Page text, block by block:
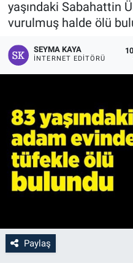
yaşındaki Sabahattin
vurulmuş halde ölü
SEYMA KAYA
İNTERNET EDITÖRÜ
Paylaş
Kilimli
Asayiş
Spor
Resmi İlan
Süper Lig Puan
Tüm Manşetler
Son Dakika Haberleri
Haber Arşivi